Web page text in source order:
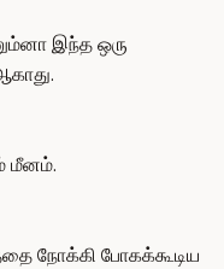
இந்த ஒரு
மீனம்.
நோக்கி போகக்கூடிய